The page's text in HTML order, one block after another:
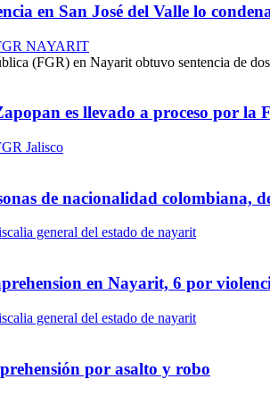
en San José del Valle lo
NAYARIT
(FGR) en Nayarit obtuvo sentencia de
es llevado a proceso por la
Jalisco
de nacionalidad colombiana,
general del estado de nayarit
en Nayarit, 6 por
general del estado de nayarit
por asalto y robo